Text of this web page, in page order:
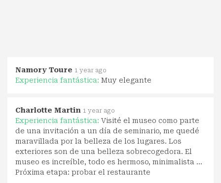
Namory Toure 1 year ago
Experiencia fantástica: Muy elegante
Charlotte Martin 1 year ago
Experiencia fantástica: Visité el museo como parte
de una invitación a un día de seminario, me quedé
maravillada por la belleza de los lugares. Los
exteriores son de una belleza sobrecogedora. El
museo es increíble, todo es hermoso, minimalista …
Próxima etapa: probar el restaurante